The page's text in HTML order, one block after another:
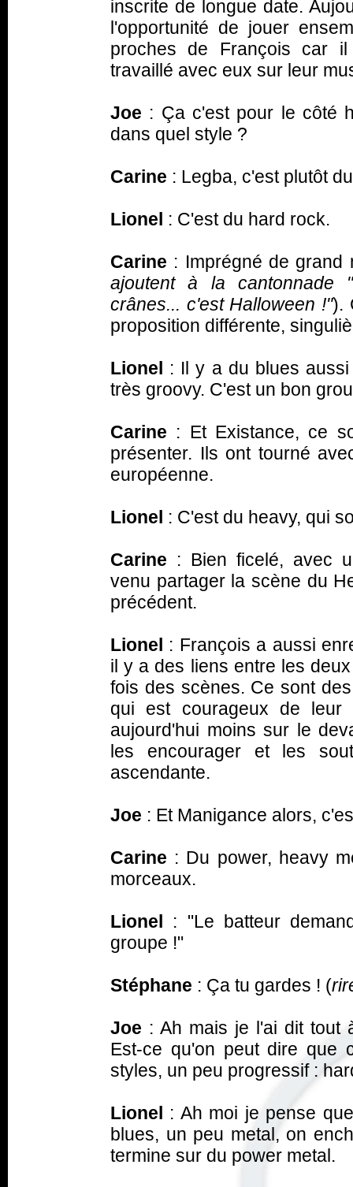
inscrite de longue date.
l'opportunité de jouer
proches de François car
travaillé avec eux sur leur
Joe : Ça c'est pour le côté
dans quel style ?
Carine : Legba, c'est plutôt
Lionel : C'est du hard rock.
Carine : Imprégné de grand
ajoutent à la cantonnade
crânes... c'est Halloween !").
proposition différente,
Lionel : Il y a du blues
très groovy. C'est un bon
Carine : Et Existance, ce
présenter. Ils ont tourné
européenne.
Lionel : C'est du heavy, qui
Carine : Bien ficelé, avec
venu partager la scène du
précédent.
Lionel : François a aussi
il y a des liens entre les
fois des scènes. Ce sont
qui est courageux de
aujourd'hui moins sur le
les encourager et les
ascendante.
Joe : Et Manigance alors,
Carine : Du power, heavy
morceaux.
Lionel : "Le batteur
groupe !"
Stéphane : Ça tu gardes ! (
Joe : Ah mais je l'ai dit tout
Est-ce qu'on peut dire que
styles, un peu progressif :
Lionel : Ah moi je pense
blues, un peu metal, on
termine sur du power metal.